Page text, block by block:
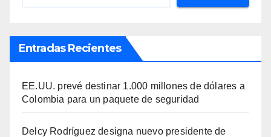
Entradas Recientes
EE.UU. prevé destinar 1.000 millones de dólares a
Colombia para un paquete de seguridad
Delcy Rodríguez designa nuevo presidente de